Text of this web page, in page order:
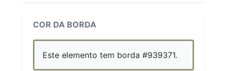
COR DA BORDA
Este elemento tem borda #939371.